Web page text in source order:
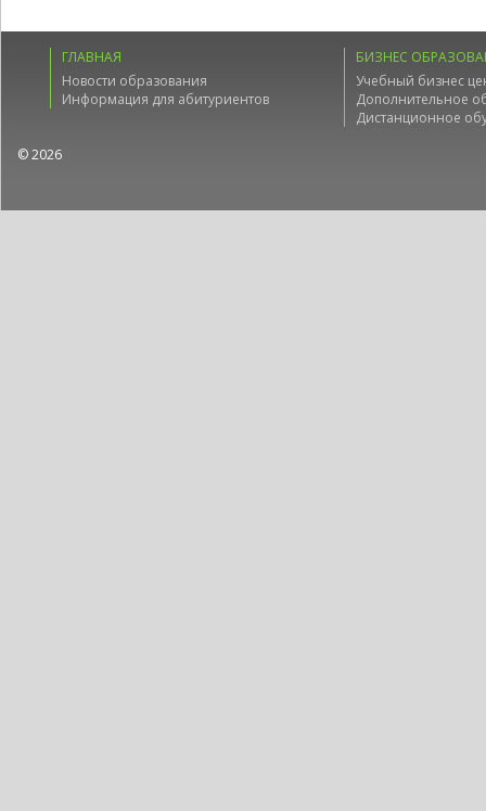
ГЛАВНАЯ
Новости образования
Информация для абитуриентов
БИЗНЕС
Учебный бизнес
Дополнительное
Дистанционное
© 2026